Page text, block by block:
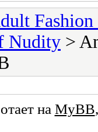
Nudity >
на MyBB